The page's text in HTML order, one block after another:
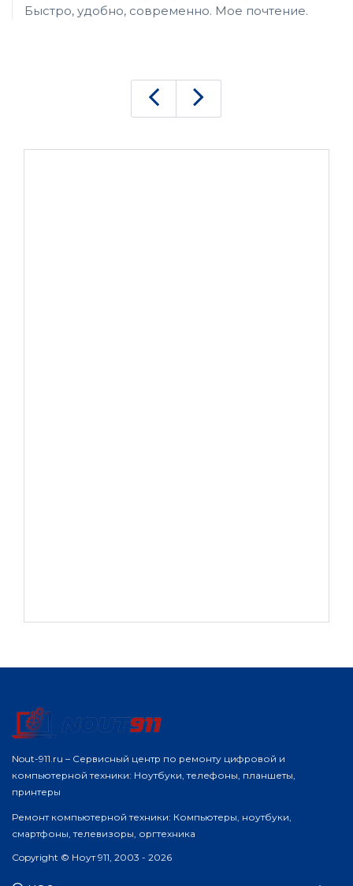
Быстро, удобно, современно. Мое почтение.
Nout-911.ru – Сервисный центр по ремонту цифровой и
компьютерной техники: Ноутбуки, телефоны, планшеты,
принтеры
Ремонт компьютерной техники: Компьютеры, ноутбуки,
смартфоны, телевизоры, оргтехника
Copyright © Ноут 911, 2003 - 2026